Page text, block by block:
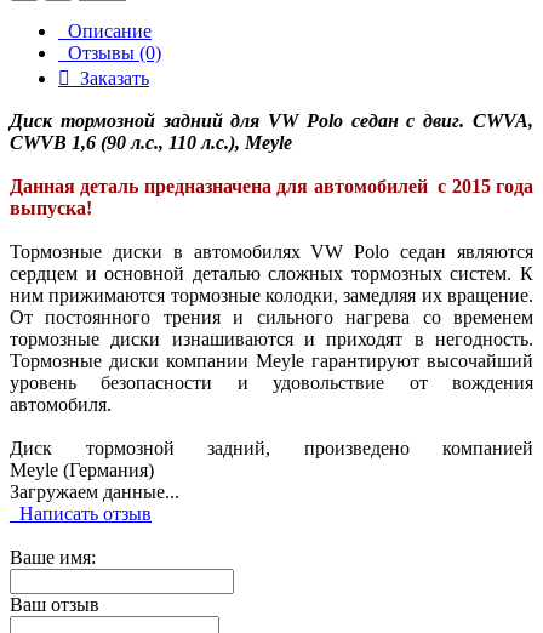
Описание
Отзывы (0)
Заказать
Диск тормозной задний для VW Polo седан с двиг. CWVA,
CWVB 1,6 (90 л.с., 110 л.с.), Meyle
Данная деталь предназначена для автомобилей с 2015 года
выпуска!
Тормозные диски в автомобилях VW Polo седан являются
сердцем и основной деталью сложных тормозных систем. К
ним прижимаются тормозные колодки, замедляя их вращение.
От постоянного трения и сильного нагрева со временем
тормозные диски изнашиваются и приходят в негодность.
Тормозные диски компании Meyle гарантируют высочайший
уровень безопасности и удовольствие от вождения
автомобиля.
Диск тормозной задний, произведено компанией
Meyle (Германия)
Загружаем данные...
Написать отзыв
Ваше имя:
Ваш отзыв